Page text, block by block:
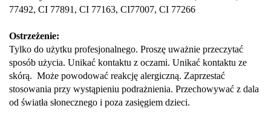
77492, CI 77891, CI 77163, CI77007, CI 77266
Ostrzeżenie:
Tylko do użytku profesjonalnego. Proszę uważnie przeczytać
sposób użycia. Unikać kontaktu z oczami. Unikać kontaktu ze
skórą. Może powodować reakcję alergiczną. Zaprzestać
stosowania przy wystąpieniu podrażnienia. Przechowywać z dala
od światła słonecznego i poza zasięgiem dzieci.